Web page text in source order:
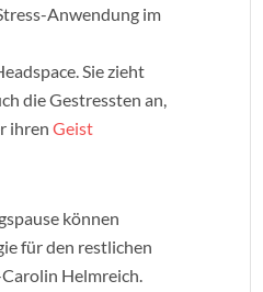
Anwendung im
Sie zieht
die Gestressten an,
ihren Geist
können
für den restlichen
Carolin Helmreich.